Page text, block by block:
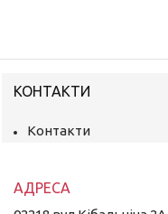
КОНТАКТИ
Контакти